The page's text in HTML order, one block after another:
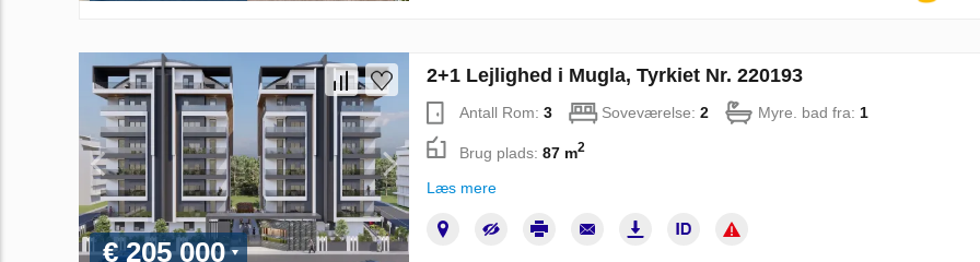
€ 205 000
2+1 Lejlighed i Mugla, Tyrkiet Nr. 220193
Antall Rom: 3 Soveværelse: 2 Myre. bad fra: 1
Brug plads: 87 m2
Læs mere